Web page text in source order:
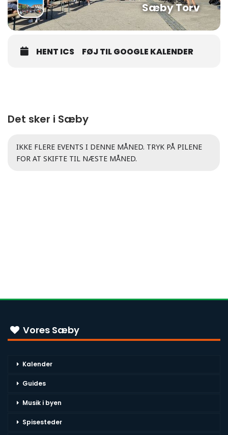
Sæby Torv
HENT ICS FØJ TIL GOOGLE KALENDER
Det sker i Sæby
IKKE FLERE EVENTS I DENNE MÅNED. TRYK PÅ PILENE
FOR AT SKIFTE TIL NÆSTE MÅNED.
Vores Sæby
Kalender
Guides
Musik i byen
Spisesteder